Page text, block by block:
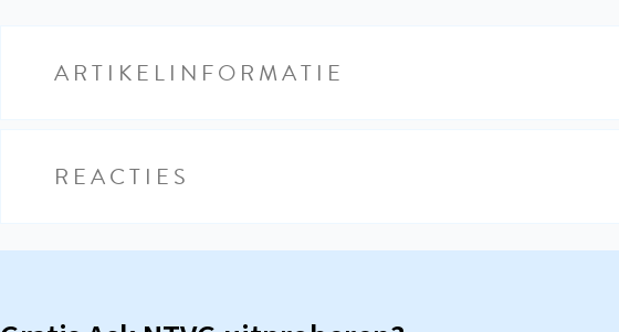
ARTIKELINFORMATIE
REACTIES